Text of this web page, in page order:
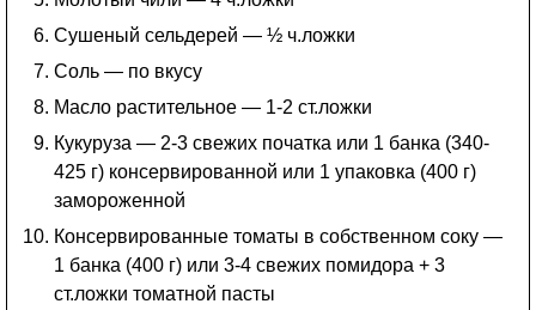
Сушеный сельдерей — ½ ч.ложки
Соль — по вкусу
Масло растительное — 1-2 ст.ложки
Кукуруза — 2-3 свежих початка или 1 банка (340-
425 г) консервированной или 1 упаковка (400 г)
замороженной
Консервированные томаты в собственном соку —
1 банка (400 г) или 3-4 свежих помидора + 3
ст.ложки томатной пасты